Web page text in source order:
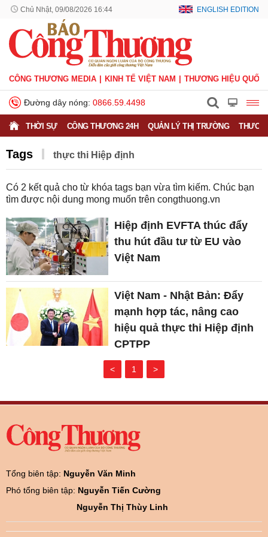
Chủ Nhật, 09/08/2026 16:44 ENGLISH EDITION
CÔNG THƯƠNG MEDIA KINH TẾ VIỆT NAM THƯƠNG HIỆU QUỐC
Đường dây nóng: 0866.59.4498
THỜI SỰ CÔNG THƯƠNG 24H QUẢN LÝ THỊ TRƯỜNG
Tags thực thi Hiệp định
Có 2 kết quả cho từ khóa tags bạn vừa tìm kiếm. Chúc bạn
tìm được nội dung mong muốn trên congthuong.vn
Hiệp định EVFTA thúc đẩy
thu hút đầu tư từ EU vào
Việt Nam
Việt Nam - Nhật Bản: Đẩy
mạnh hợp tác, nâng cao
hiệu quả thực thi Hiệp định
CPTPP
< 1 >
Tổng biên tập: Nguyễn Văn Minh
Phó tổng biên tập: Nguyễn Tiến Cường
Nguyễn Thị Thùy Linh